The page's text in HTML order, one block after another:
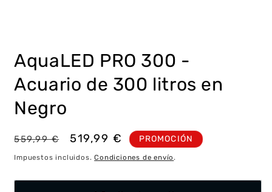
1
en
una
ventana
AquaLED PRO 300 -
Acuario de 300 litros en
Negro
Precio
habitual
559,99 €
Precio
de
519,99 € PROMOCIÓN
Impuestos incluidos.Condiciones de envío .